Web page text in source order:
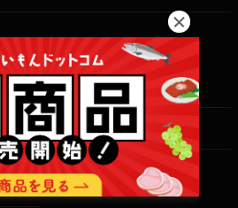
ご利用規約
特定商取引法に基づく表記